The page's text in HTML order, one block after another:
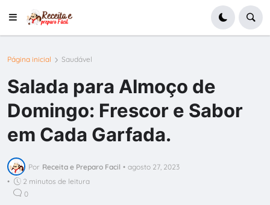
Página inicial Saudável
Salada para Almoço de
Domingo: Frescor e Sabor
em Cada Garfada.
Por Receita e Preparo Facil • agosto 27, 2023
•
2 minutos de leitura
0